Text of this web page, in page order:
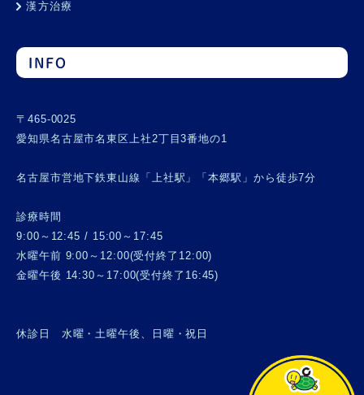
漢方治療
INFO
〒465-0025
愛知県名古屋市名東区上社2丁目3番地の1
名古屋市営地下鉄東山線「上社駅」「本郷駅」から徒歩7分
診療時間
9:00～12:45 / 15:00～17:45
水曜午前 9:00～12:00(受付終了12:00)
金曜午後 14:30～17:00(受付終了16:45)
休診日 水曜・土曜午後、日曜・祝日